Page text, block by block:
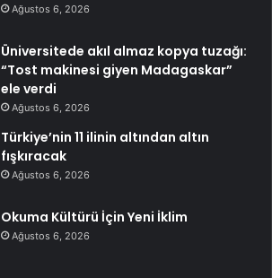
Ağustos 6, 2026
Üniversitede akıl almaz kopya tuzağı:
“Tost makinesi giyen Madagaskar”
ele verdi
Ağustos 6, 2026
Türkiye’nin 11 ilinin altından altın
fışkıracak
Ağustos 6, 2026
Okuma Kültürü İçin Yeni İklim
Ağustos 6, 2026